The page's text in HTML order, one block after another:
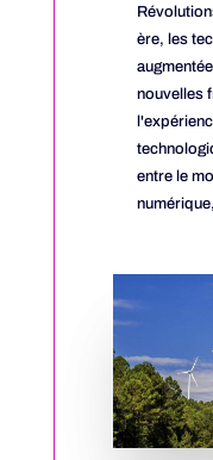
ère, les
nouvelles
entre le